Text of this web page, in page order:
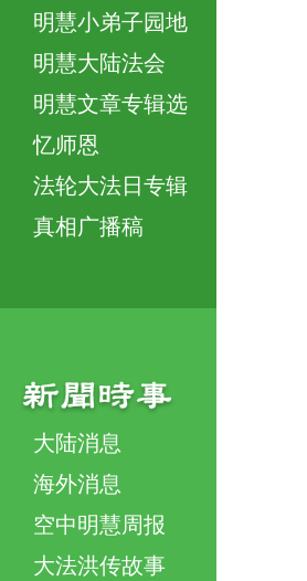
明慧小弟子园地
明慧大陆法会
明慧文章专辑选
忆师恩
法轮大法日专辑
真相广播稿
大陆消息
海外消息
空中明慧周报
大法洪传故事